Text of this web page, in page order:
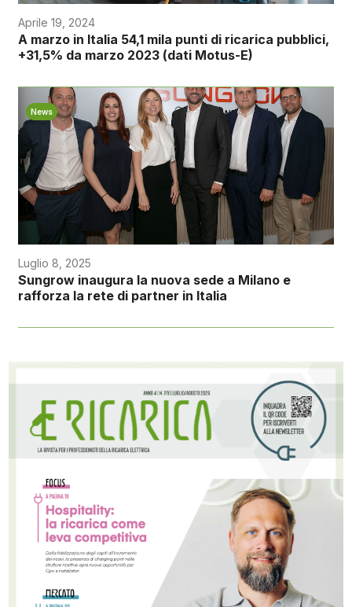
Aprile 19, 2024
A marzo in Italia 54,1 mila punti di ricarica pubblici,
+31,5% da marzo 2023 (dati Motus-E)
News
Luglio 8, 2025
Sungrow inaugura la nuova sede a Milano e
rafforza la rete di partner in Italia